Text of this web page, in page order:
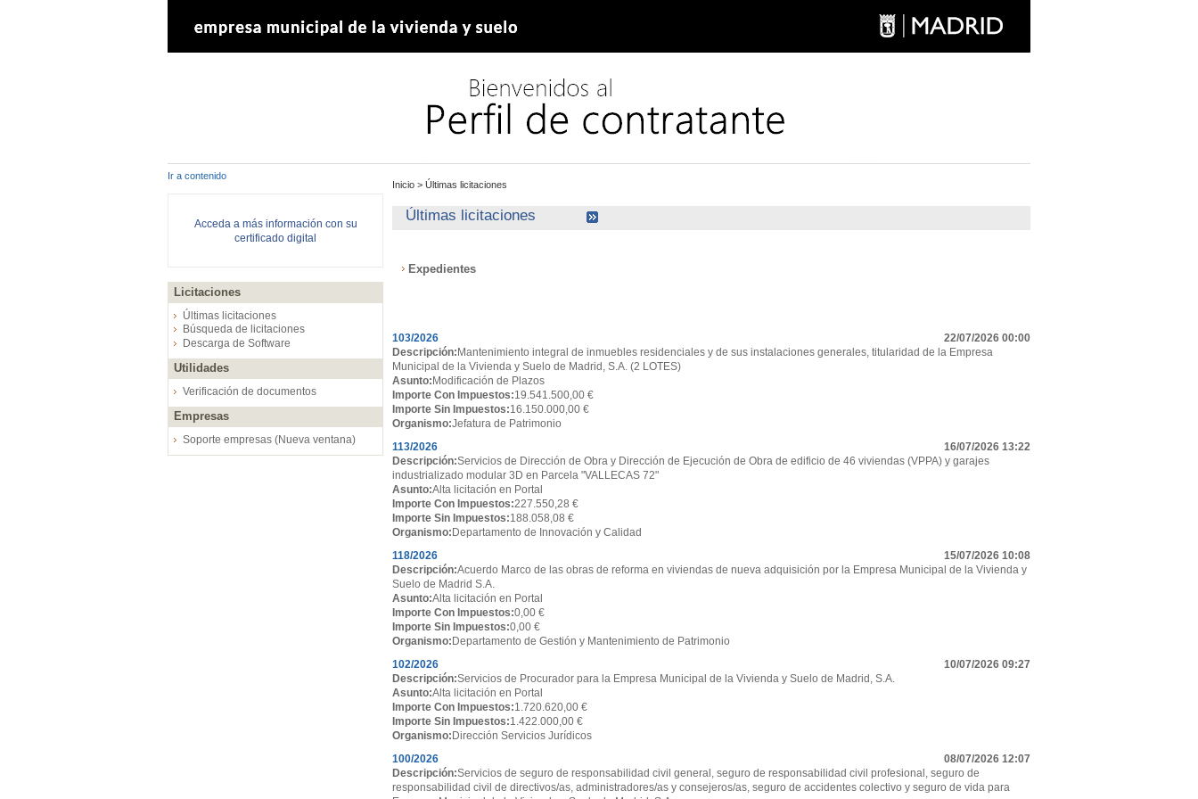
Ir a contenido
Acceda a más información con su
certificado digital
Licitaciones
Últimas licitaciones
Búsqueda de licitaciones
Descarga de Software
Utilidades
Verificación de documentos
Empresas
Soporte empresas (Nueva ventana)
Inicio > Últimas licitaciones
Últimas licitaciones
Expedientes
22/07/2026 00:00
103/2026
Descripción: Mantenimiento integral de inmuebles residenciales y de sus instalaciones generales, titularidad de la Empresa
Municipal de la Vivienda y Suelo de Madrid, S.A. (2 LOTES)
Asunto: Modificación de Plazos
Importe Con Impuestos:19.541.500,00 €
Importe Sin Impuestos:16.150.000,00 €
Organismo:Jefatura de Patrimonio
16/07/2026 13:22
113/2026
Descripción:Servicios de Dirección de Obra y Dirección de Ejecución de Obra de edificio de 46 viviendas (VPPA) y garajes
industrializado modular 3D en Parcela "VALLECAS 72"
Asunto:Alta licitación en Portal
Importe Con Impuestos:227.550,28 €
Importe Sin Impuestos:188.058,08 €
Organismo: Departamento de Innovación y Calidad
15/07/2026 10:08
118/2026
Descripción:Acuerdo Marco de las obras de reforma en viviendas de nueva adquisición por la Empresa Municipal de la Vivienda y
Suelo de Madrid S.A.
Asunto:Alta licitación en Portal
Importe Con Impuestos:0,00 €
Importe Sin Impuestos:0,00 €
Organismo: Departamento de Gestión y Mantenimiento de Patrimonio
10/07/2026 09:27
102/2026
Descripción:Servicios de Procurador para la Empresa Municipal de la Vivienda y Suelo de Madrid, S.A.
Asunto:Alta licitación en Portal
Importe Con Impuestos:1.720.620,00 €
Importe Sin Impuestos:1.422.000,00 €
Organismo: Dirección Servicios Jurídicos
08/07/2026 12:07
100/2026
Descripción:Servicios de seguro de responsabilidad civil general, seguro de responsabilidad civil profesional, seguro de
responsabilidad civil de directivos/as, administradores/as y consejeros/as, seguro de accidentes colectivo y seguro de vida para